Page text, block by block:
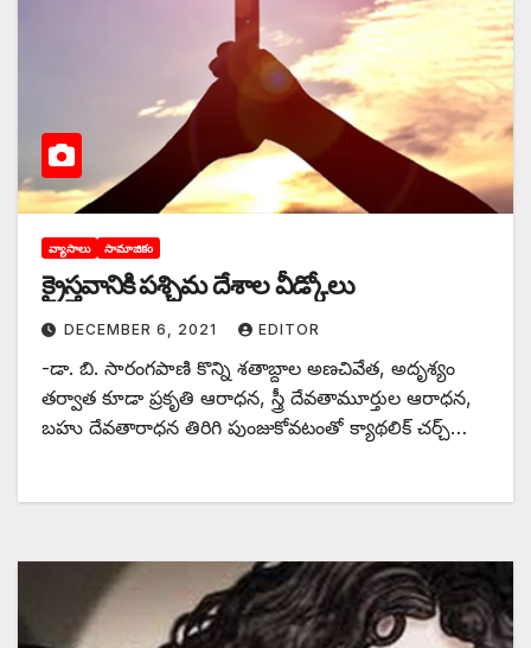
వ్యాసాలు సామాజికం
క్రైస్తవానికి పశ్చిమ దేశాల వీడ్కోలు
DECEMBER 6, 2021 EDITOR
-డా. బి. సారంగపాణి కొన్ని శతాబ్దాల అణచివేత, అదృశ్యం
తర్వాత కూడా ప్రకృతి ఆరాధన, స్త్రీ దేవతామూర్తుల ఆరాధన,
బహు దేవతారాధన తిరిగి పుంజుకోవటంతో క్యాథలిక్‌ చర్చ్‌…